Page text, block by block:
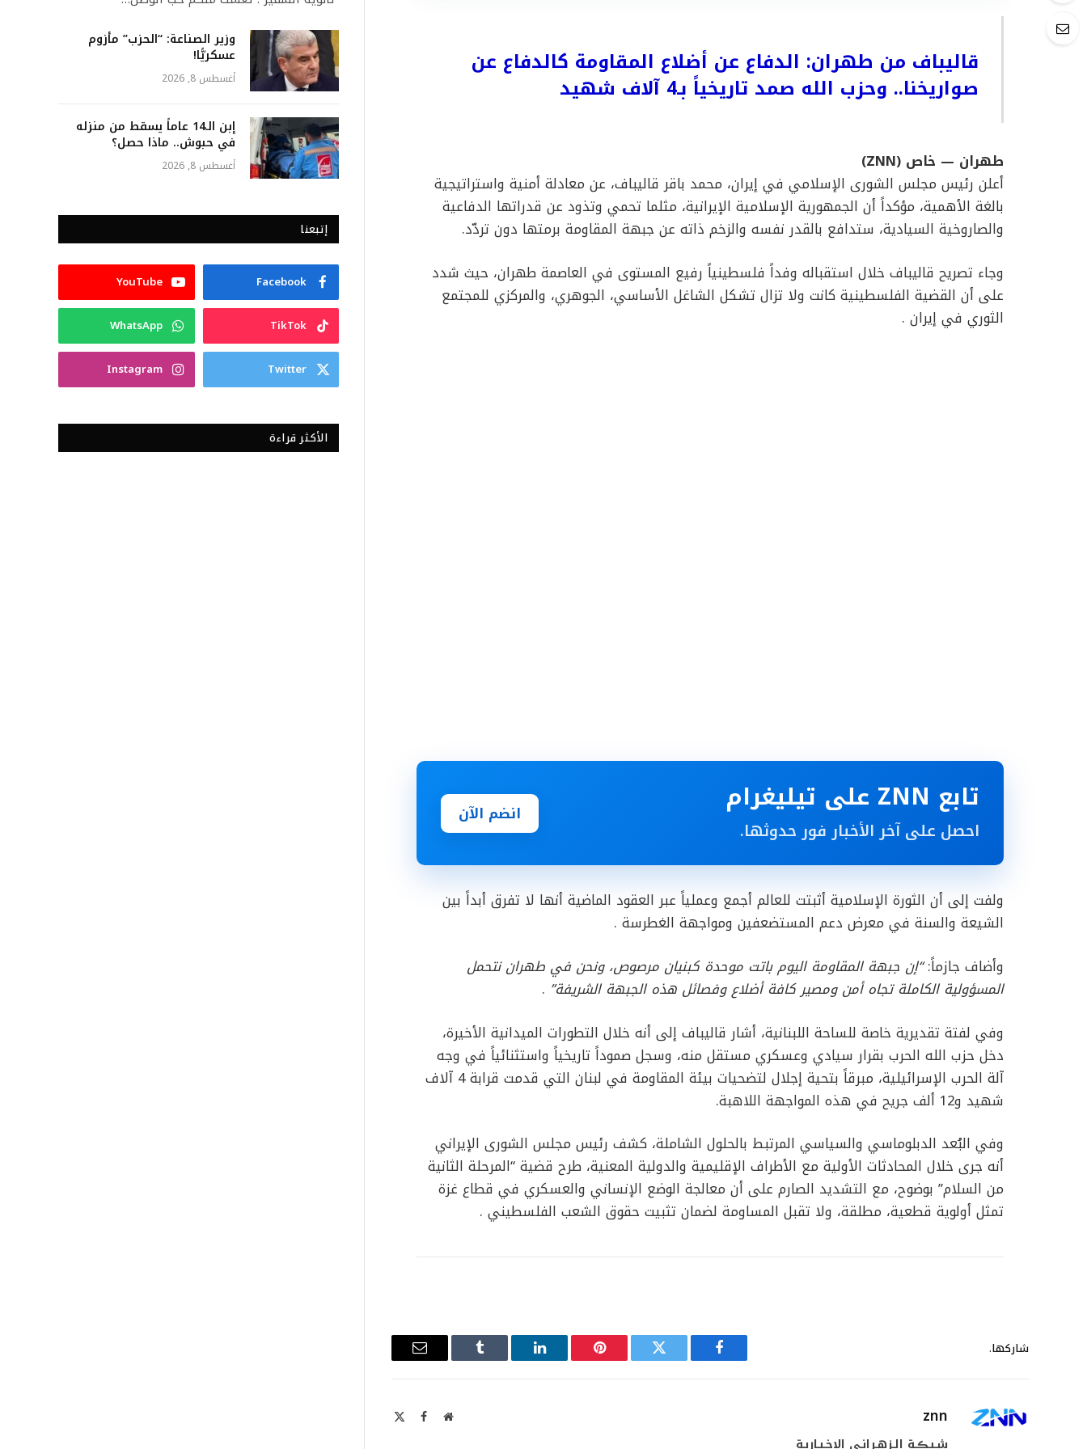
قاليباف من طهران: الدفاع عن أضلاع المقاومة كالدفاع عن
صواريخنا.. وحزب الله صمد تاريخياً بـ4 آلاف شهيد
طهران — خاص (ZNN)
أعلن رئيس مجلس الشورى الإسلامي في إيران، محمد باقر قاليباف، عن معادلة أمنية واستراتيجية
بالغة الأهمية، مؤكداً أن الجمهورية الإسلامية الإيرانية، مثلما تحمي وتذود عن قدراتها الدفاعية
والصاروخية السيادية، ستدافع بالقدر نفسه والزخم ذاته عن جبهة المقاومة برمتها دون تردّد.
وجاء تصريح قاليباف خلال استقباله وفداً فلسطينياً رفيع المستوى في العاصمة طهران، حيث شدد
على أن القضية الفلسطينية كانت ولا تزال تشكل الشاغل الأساسي، الجوهري، والمركزي للمجتمع
الثوري في إيران .
تابع ZNN على تيليغرام
احصل على آخر الأخبار فور حدوثها.
انضم الآن
ولفت إلى أن الثورة الإسلامية أثبتت للعالم أجمع وعملياً عبر العقود الماضية أنها لا تفرق أبداً بين
الشيعة والسنة في معرض دعم المستضعفين ومواجهة الغطرسة .
وأضاف جازماً:“إن جبهة المقاومة اليوم باتت موحدة كبنيان مرصوص، ونحن في طهران نتحمل
المسؤولية الكاملة تجاه أمن ومصير كافة أضلاع وفصائل هذه الجبهة الشريفة” .
وفي لفتة تقديرية خاصة للساحة اللبنانية، أشار قاليباف إلى أنه خلال التطورات الميدانية الأخيرة،
دخل حزب الله الحرب بقرار سيادي وعسكري مستقل منه، وسجل صموداً تاريخياً واستثنائياً في وجه
آلة الحرب الإسرائيلية، مبرقاً بتحية إجلال لتضحيات بيئة المقاومة في لبنان التي قدمت قرابة 4 آلاف
شهيد و12 ألف جريح في هذه المواجهة اللاهبة.
وفي البُعد الدبلوماسي والسياسي المرتبط بالحلول الشاملة، كشف رئيس مجلس الشورى الإيراني
أنه جرى خلال المحادثات الأولية مع الأطراف الإقليمية والدولية المعنية، طرح قضية “المرحلة الثانية
من السلام” بوضوح، مع التشديد الصارم على أن معالجة الوضع الإنساني والعسكري في قطاع غزة
تمثل أولوية قطعية، مطلقة، ولا تقبل المساومة لضمان تثبيت حقوق الشعب الفلسطيني .
شاركها.
فيسبوك تويتر بينتيريستلينكدإن Tumblr
البريد
znn
موقعفيسبوك
شـبـڪـة الـزهـرانـي الإخـبـاريـة
وزير الصناعة: “الحزب” مأزوم
عسكريًّا!
أغسطس 8, 2026
إبن الـ14 عاماً يسقط من منزله
في حبوش.. ماذا حصل؟
أغسطس 8, 2026
إتبعنا
Facebook
YouTube
TikTok
WhatsApp
Twitter
Instagram
الأكثر قراءة